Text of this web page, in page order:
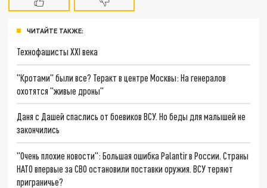
ЧИТАЙТЕ ТАКЖЕ:
Технофашисты XXI века
"Кротами" были все? Теракт в центре Москвы: На генералов
охотятся "живые дроны"
Даня с Дашей спаслись от боевиков ВСУ. Но беды для малышей не
закончились
"Очень плохие новости": Большая ошибка Palantir в России. Страны
НАТО впервые за СВО остановили поставки оружия. ВСУ теряют
приграничье?